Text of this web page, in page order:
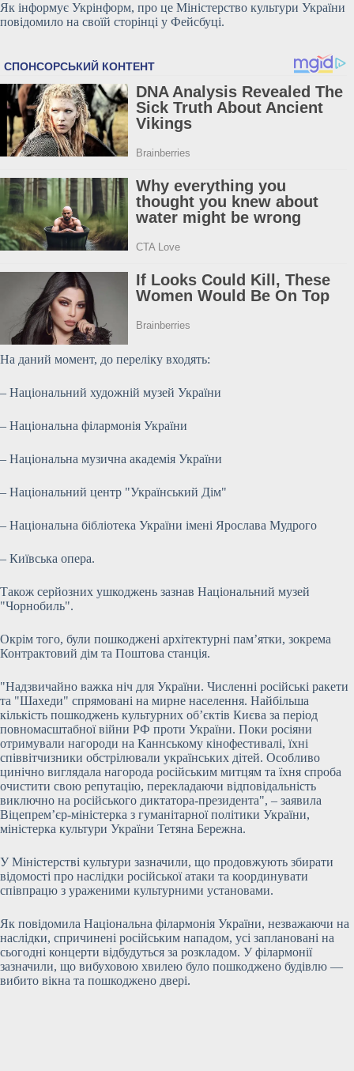
Як інформує Укрінформ, про це Міністерство культури України
повідомило на своїй сторінці у Фейсбуці.
На даний момент, до переліку входять:
– Національний художній музей України
– Національна філармонія України
– Національна музична академія України
– Національний центр "Український Дім"
– Національна бібліотека України імені Ярослава Мудрого
– Київська опера.
Також серйозних ушкоджень зазнав Національний музей
"Чорнобиль".
Окрім того, були пошкоджені архітектурні пам’ятки, зокрема
Контрактовий дім та Поштова станція.
"Надзвичайно важка ніч для України. Численні російські ракети
та "Шахеди" спрямовані на мирне населення. Найбільша
кількість пошкоджень культурних об’єктів Києва за період
повномасштабної війни РФ проти України. Поки росіяни
отримували нагороди на Каннському кінофестивалі, їхні
співвітчизники обстрілювали українських дітей. Особливо
цинічно виглядала нагорода російським митцям та їхня спроба
очистити свою репутацію, перекладаючи відповідальність
виключно на російського диктатора-президента", – заявила
Віцепрем’єр-міністерка з гуманітарної політики України,
міністерка культури України Тетяна Бережна.
У Міністерстві культури зазначили, що продовжують збирати
відомості про наслідки російської атаки та координувати
співпрацю з ураженими культурними установами.
Як повідомила Національна філармонія України, незважаючи на
наслідки, спричинені російським нападом, усі заплановані на
сьогодні концерти відбудуться за розкладом. У філармонії
зазначили, що вибуховою хвилею було пошкоджено будівлю —
вибито вікна та пошкоджено двері.